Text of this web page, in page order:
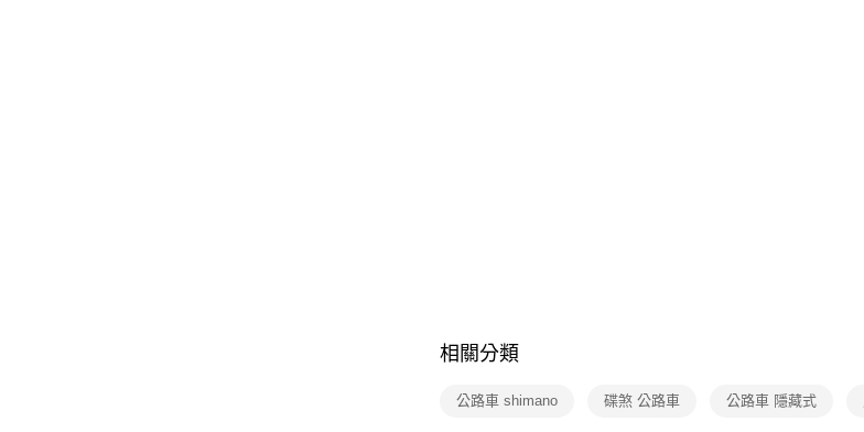
相關分類
公路車 shimano 碟煞 公路車 公路車 隱藏式